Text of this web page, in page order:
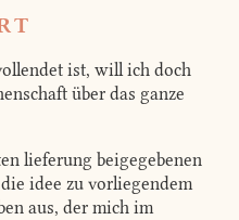
ist, will ich doch
über das ganze
lieferung beigegebenen
idee zu vorliegendem
aus, der mich im